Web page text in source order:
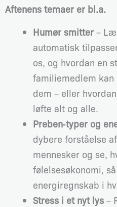
Aftenens temaer er bl.a.
Humør smitter–
automatisk
os, og hvordan en
familiemedlem
dem – eller
løfte alt og alle.
Preben‑typer og
dybere forståelse
mennesker og se,
følelsesøkonomi,
energiregnskab i
Stress i et nyt lys–